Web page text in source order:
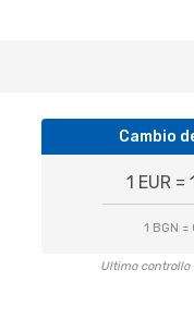
Cambio
1 EUR =
1 BGN =
Ultimo